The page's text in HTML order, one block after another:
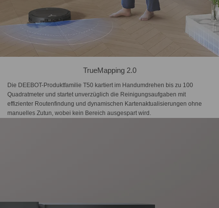
TrueMapping 2.0
Die DEEBOT-Produktfamilie T50 kartiert im Handumdrehen bis zu 100
Quadratmeter und startet unverzüglich die Reinigungsaufgaben mit
effizienter Routenfindung und dynamischen Kartenaktualisierungen ohne
manuelles Zutun, wobei kein Bereich ausgespart wird.